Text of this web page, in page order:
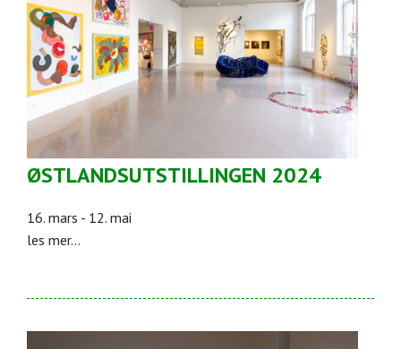
ØSTLANDSUTSTILLINGEN 2024
16. mars - 12. mai
les mer...